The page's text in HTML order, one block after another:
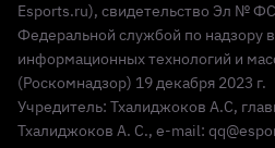
Esports.ru), свидетельство Эл №
Федеральной службой по надзору
информационных технологий и
(Роскомнадзор) 19 декабря 2023 г.
Учредитель: Тхалиджоков А.С,
Тхалиджоков А. С., e-mail: